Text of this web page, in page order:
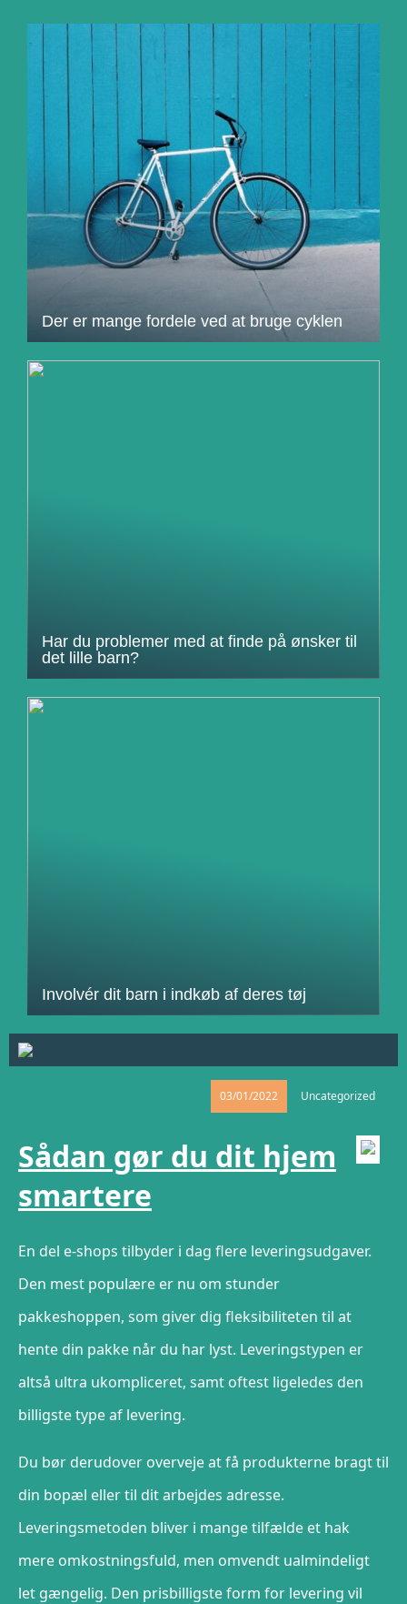
Der er mange fordele ved at bruge cyklen
Har du problemer med at finde på ønsker til
det lille barn?
Involvér dit barn i indkøb af deres tøj
03/01/2022 Uncategorized
Sådan gør du dit hjem
smartere
En del e-shops tilbyder i dag flere leveringsudgaver.
Den mest populære er nu om stunder
pakkeshoppen, som giver dig fleksibiliteten til at
hente din pakke når du har lyst. Leveringstypen er
altså ultra ukompliceret, samt oftest ligeledes den
billigste type af levering.
Du bør derudover overveje at få produkterne bragt til
din bopæl eller til dit arbejdes adresse.
Leveringsmetoden bliver i mange tilfælde et hak
mere omkostningsfuld, men omvendt ualmindeligt
let gængelig. Den prisbilligste form for levering vil